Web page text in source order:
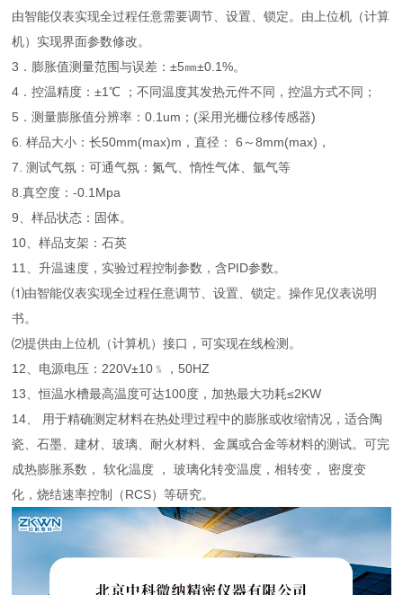
由智能仪表实现全过程任意需要调节、设置、锁定。由上位机（计算
机）实现界面参数修改。
3．膨胀值测量范围与误差：±5㎜±0.1%。
4．控温精度：±1℃ ；不同温度其发热元件不同，控温方式不同；
5．测量膨胀值分辨率：0.1um；(采用光栅位移传感器)
6. 样品大小：长50mm(max)m，直径： 6～8mm(max)，
7. 测试气氛：可通气氛：氮气、惰性气体、氩气等
8.真空度：-0.1Mpa
9、样品状态：固体。
10、样品支架：石英
11、升温速度，实验过程控制参数，含PID参数。
⑴由智能仪表实现全过程任意调节、设置、锁定。操作见仪表说明
书。
⑵提供由上位机（计算机）接口，可实现在线检测。
12、电源电压：220V±10﹪，50HZ
13、恒温水槽最高温度可达100度，加热最大功耗≤2KW
14、 用于精确测定材料在热处理过程中的膨胀或收缩情况，适合陶
瓷、石墨、建材、玻璃、耐火材料、金属或合金等材料的测试。可完
成热膨胀系数， 软化温度 ， 玻璃化转变温度，相转变， 密度变
化，烧结速率控制（RCS）等研究。